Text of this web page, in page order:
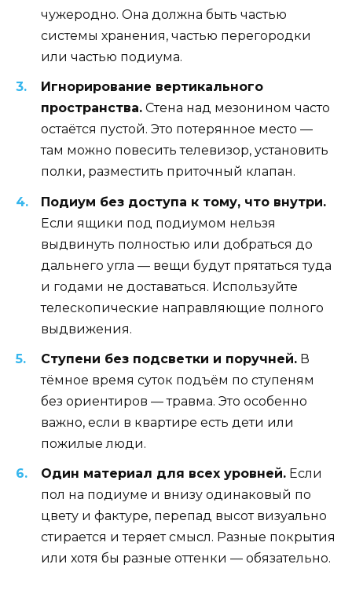
чужеродно. Она должна быть частью
системы хранения, частью перегородки
или частью подиума.
Игнорирование вертикального
пространства. Стена над мезонином часто
остаётся пустой. Это потерянное место —
там можно повесить телевизор, установить
полки, разместить приточный клапан.
Подиум без доступа к тому, что внутри.
Если ящики под подиумом нельзя
выдвинуть полностью или добраться до
дальнего угла — вещи будут прятаться туда
и годами не доставаться. Используйте
телескопические направляющие полного
выдвижения.
Ступени без подсветки и поручней. В
тёмное время суток подъём по ступеням
без ориентиров — травма. Это особенно
важно, если в квартире есть дети или
пожилые люди.
Один материал для всех уровней. Если
пол на подиуме и внизу одинаковый по
цвету и фактуре, перепад высот визуально
стирается и теряет смысл. Разные покрытия
или хотя бы разные оттенки — обязательно.